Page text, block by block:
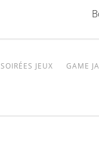
SOIRÉES JEUX GAME